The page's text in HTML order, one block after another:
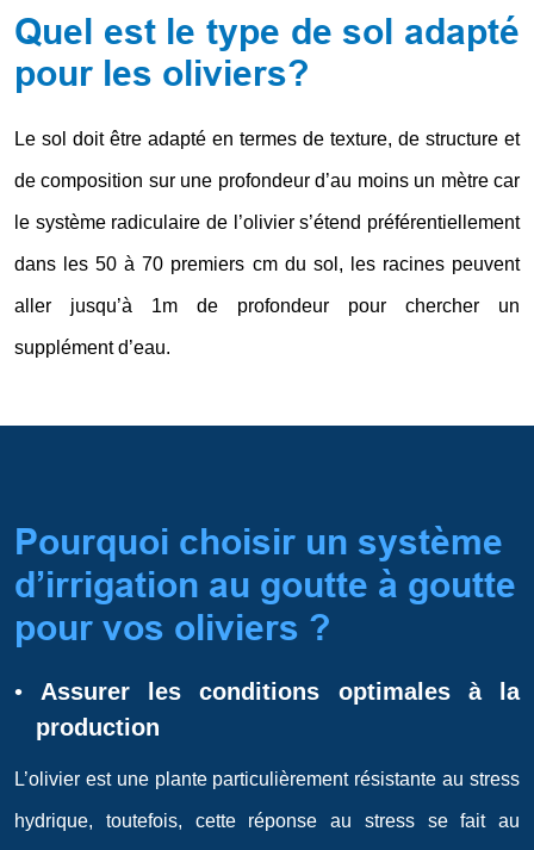
Quel est le type de sol adapté
pour les oliviers?
Le sol doit être adapté en termes de texture, de structure et
de composition sur une profondeur d’au moins un mètre car
le système radiculaire de l’olivier s’étend préférentiellement
dans les 50 à 70 premiers cm du sol, les racines peuvent
aller jusqu’à 1m de profondeur pour chercher un
supplément d’eau.
Pourquoi choisir un système
d’irrigation au goutte à goutte
pour vos oliviers ?
•
Assurer les conditions optimales à la
production
L’olivier est une plante particulièrement résistante au stress
hydrique, toutefois, cette réponse au stress se fait au